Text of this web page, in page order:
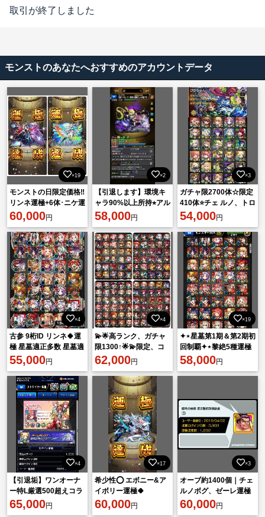
取引が終了しました
モンストのあなたへおすすめのアカウントデータ
×19
モンストの日限定価格‼️
リンネ運極+6体･ニケ運
極･超獣開運5種･闇紋章
力10000↑
60,000円
×2
【引退します】環境キ
ャラ90%以上所持⭐︎アル
セーヌ運極⭐︎
58,000円
×3
ガチャ限2700体☆限定
410体⭐️チェ ルノ、トロ
イ運極⭐️星墓制覇済み
54,000円
×4
古参 9桁ID リンネ🍀運
極 星墓適正多数 星墓適
正多数 コラボ・限定多
55,000円
×4
💫🌟高ランク、ガチャ
限1300↑🌟💫限定、コ
ラボ豊富‼️
62,000円
×19
✦︎⋆星墓第1期＆第2期初
回制覇✦︎⋆黎絶5種運極
✦︎⋆NARUTOセミコン
プ✦︎⋆
58,000円
×4
【引退垢】ワンオーナ
ー特L厳選500超えコラ
ボ多数
65,000円
×17
希少性⭕️ エボニー&ア
イボリー運極🍀
60,000円
×3
オーブ約1400個｜チェ
ルノボグ、ゼーレ運極
｜運極数約1200体｜ツ
クモ所持
60,000円